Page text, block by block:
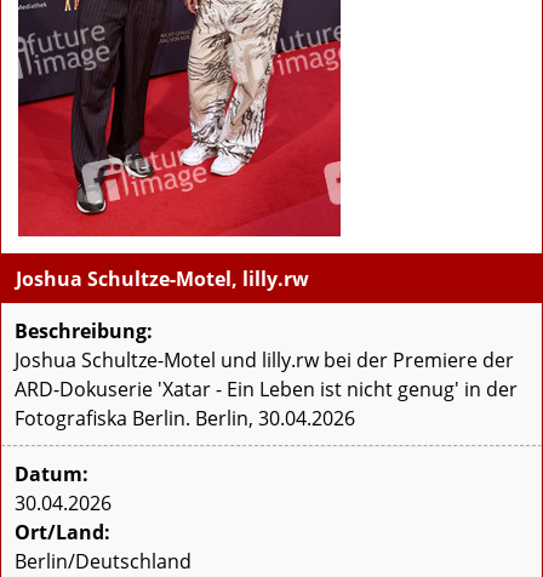
Joshua Schultze-Motel, lilly.rw
Beschreibung:
Joshua Schultze-Motel und lilly.rw bei der Premiere der
ARD-Dokuserie 'Xatar - Ein Leben ist nicht genug' in der
Fotografiska Berlin. Berlin, 30.04.2026
Datum:
30.04.2026
Ort/Land:
Berlin/Deutschland